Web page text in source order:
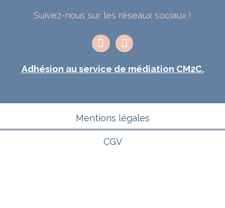
Suivez-nous sur les réseaux sociaux !
Adhésion au service de médiation CM2C.
Mentions légales
CGV